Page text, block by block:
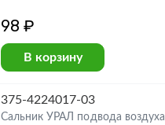
98 ₽
В корзину
375-4224017-03
Сальник УРАЛ подвода